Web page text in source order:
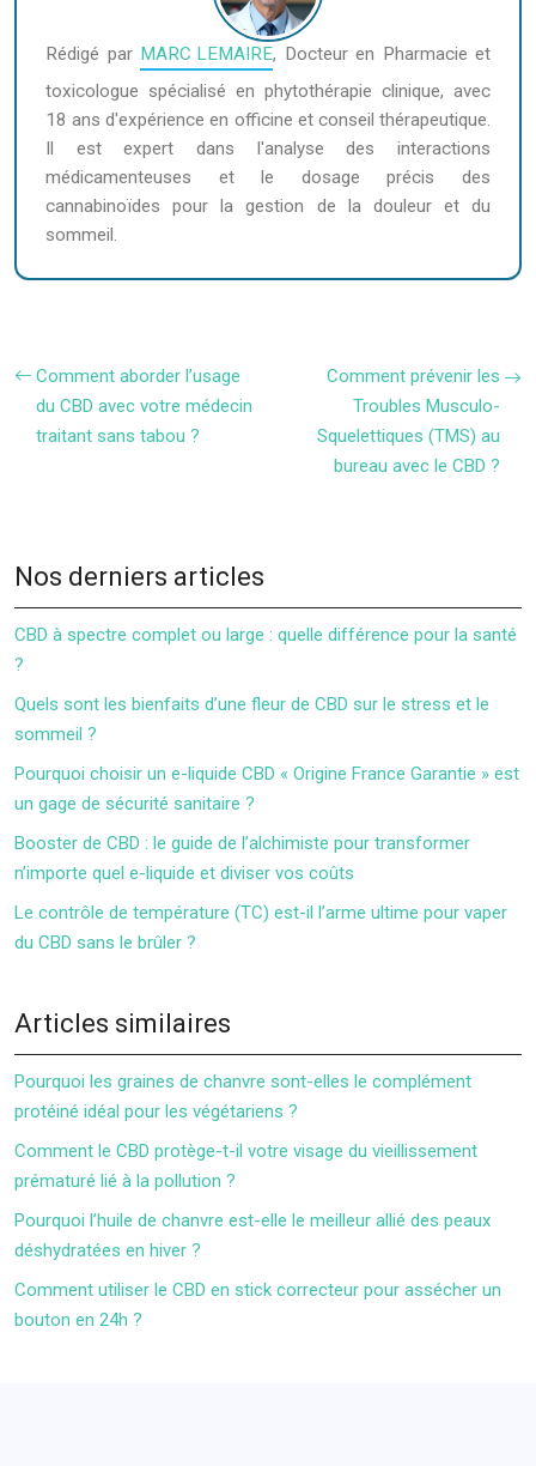
Rédigé par MARC LEMAIRE, Docteur en Pharmacie et
toxicologue spécialisé en phytothérapie clinique, avec
18 ans d'expérience en officine et conseil thérapeutique.
Il est expert dans l'analyse des interactions
médicamenteuses et le dosage précis des
cannabinoïdes pour la gestion de la douleur et du
sommeil.
Comment aborder l’usage
du CBD avec votre médecin
traitant sans tabou ?
Comment prévenir les
Troubles Musculo-
Squelettiques (TMS) au
bureau avec le CBD ?
Nos derniers articles
CBD à spectre complet ou large : quelle différence pour la santé
?
Quels sont les bienfaits d’une fleur de CBD sur le stress et le
sommeil ?
Pourquoi choisir un e-liquide CBD « Origine France Garantie » est
un gage de sécurité sanitaire ?
Booster de CBD : le guide de l’alchimiste pour transformer
n’importe quel e-liquide et diviser vos coûts
Le contrôle de température (TC) est-il l’arme ultime pour vaper
du CBD sans le brûler ?
Articles similaires
Pourquoi les graines de chanvre sont-elles le complément
protéiné idéal pour les végétariens ?
Comment le CBD protège-t-il votre visage du vieillissement
prématuré lié à la pollution ?
Pourquoi l’huile de chanvre est-elle le meilleur allié des peaux
déshydratées en hiver ?
Comment utiliser le CBD en stick correcteur pour assécher un
bouton en 24h ?